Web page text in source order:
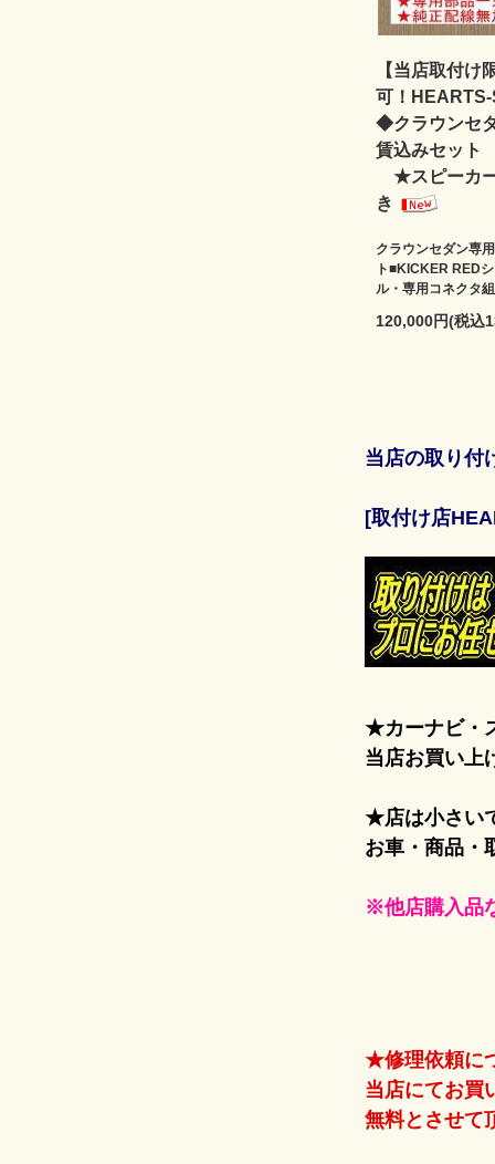
【当店取付け
可！
◆クラウンセ
賃込みセット
★スピーカー
き
クラウンセダン専
ト■KICKER RED
ル・専用コネクタ
120,000円(税込
当店の取り付
[取付け店
★カーナビ・
当店お買い上
★店は小さい
お車・商品・
※他店購入品
★修理依頼に
当店にてお買
無料とさせ